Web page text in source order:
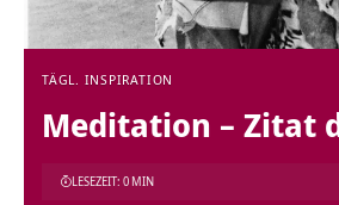
TÄGL. INSPIRATION
Meditation – Zitat
LESEZEIT: 0 MIN